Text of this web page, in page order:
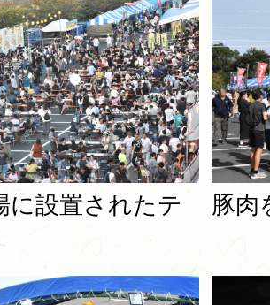
に設置されたテ
豚肉